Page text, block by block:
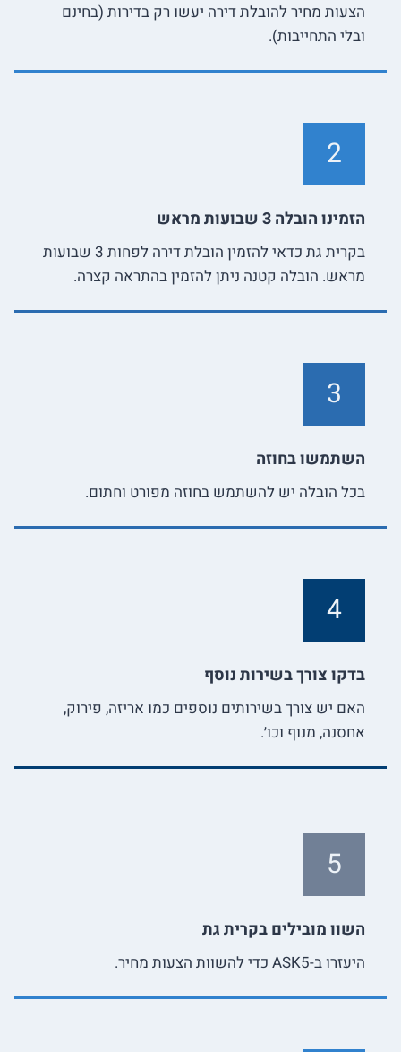
הצעות מחיר להובלת דירה יעשו רק בדירות (בחינם
ובלי התחייבות).
2
הזמינו הובלה 3 שבועות מראש
בקרית גת כדאי להזמין הובלת דירה לפחות 3 שבועות
מראש. הובלה קטנה ניתן להזמין בהתראה קצרה.
3
השתמשו בחוזה
בכל הובלה יש להשתמש בחוזה מפורט וחתום.
4
בדקו צורך בשירות נוסף
האם יש צורך בשירותים נוספים כמו אריזה, פירוק,
אחסנה, מנוף וכו׳.
5
השוו מובילים בקרית גת
היעזרו ב-ASK5 כדי להשוות הצעות מחיר.